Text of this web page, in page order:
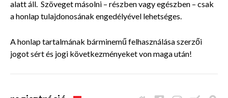
alatt áll. Szöveget másolni – részben vagy egészben – csak
a honlap tulajdonosának engedélyével lehetséges.
A honlap tartalmának bárminemű felhasználása szerzői
jogot sért és jogi következményeket von maga után!